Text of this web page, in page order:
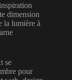
dimension
la lumière à
se
pour